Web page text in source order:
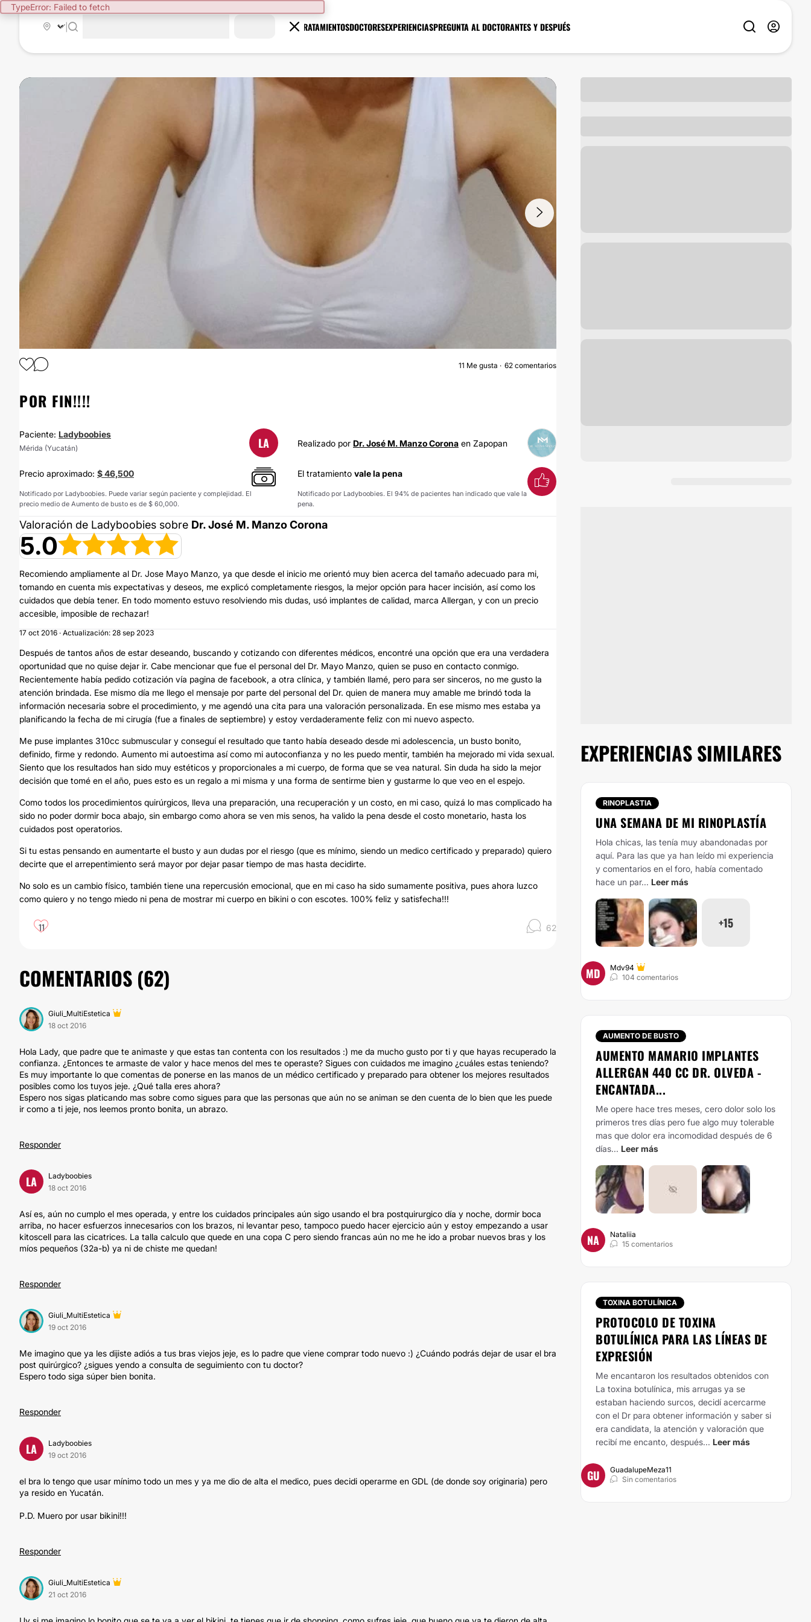
TypeError: Failed to fetch
TRATAMIENTOSDOCTORESEXPERIENCIASPREGUNTA AL DOCTORANTES Y DESPUÉS
AUMENTO DE BUSTO
11 Me gusta 62 comentarios
POR FIN!!!!
Paciente: Ladyboobies
Mérida (Yucatán) LA Realizado por Dr. José M. Manzo Corona en Zapopan
Precio aproximado: $ 46,500
Notificado por Ladyboobies. Puede variar según paciente y complejidad. El
precio medio de Aumento de busto es de $ 60,000.
El tratamiento vale la pena
Notificado por Ladyboobies. El 94% de pacientes han indicado que vale la
pena.
Valoración de Ladyboobies sobre Dr. José M. Manzo Corona
5.0
Recomiendo ampliamente al Dr. Jose Mayo Manzo, ya que desde el inicio me orientó muy bien acerca del tamaño adecuado para mi,
tomando en cuenta mis expectativas y deseos, me explicó completamente riesgos, la mejor opción para hacer incisión, así como los
cuidados que debía tener. En todo momento estuvo resolviendo mis dudas, usó implantes de calidad, marca Allergan, y con un precio
accesible, imposible de rechazar!
17 oct 2016 · Actualización: 28 sep 2023
Después de tantos años de estar deseando, buscando y cotizando con diferentes médicos, encontré una opción que era una verdadera
oportunidad que no quise dejar ir. Cabe mencionar que fue el personal del Dr. Mayo Manzo, quien se puso en contacto conmigo.
Recientemente había pedido cotización vía pagina de facebook, a otra clínica, y también llamé, pero para ser sinceros, no me gusto la
atención brindada. Ese mismo día me llego el mensaje por parte del personal del Dr. quien de manera muy amable me brindó toda la
información necesaria sobre el procedimiento, y me agendó una cita para una valoración personalizada. En ese mismo mes estaba ya
planificando la fecha de mi cirugía (fue a finales de septiembre) y estoy verdaderamente feliz con mi nuevo aspecto.
Me puse implantes 310cc submuscular y conseguí el resultado que tanto había deseado desde mi adolescencia, un busto bonito,
definido, firme y redondo. Aumento mi autoestima así como mi autoconfianza y no les puedo mentir, también ha mejorado mi vida sexual.
Siento que los resultados han sido muy estéticos y proporcionales a mi cuerpo, de forma que se vea natural. Sin duda ha sido la mejor
decisión que tomé en el año, pues esto es un regalo a mi misma y una forma de sentirme bien y gustarme lo que veo en el espejo.
Como todos los procedimientos quirúrgicos, lleva una preparación, una recuperación y un costo, en mi caso, quizá lo mas complicado ha
sido no poder dormir boca abajo, sin embargo como ahora se ven mis senos, ha valido la pena desde el costo monetario, hasta los
cuidados post operatorios.
Si tu estas pensando en aumentarte el busto y aun dudas por el riesgo (que es mínimo, siendo un medico certificado y preparado) quiero
decirte que el arrepentimiento será mayor por dejar pasar tiempo de mas hasta decidirte.
No solo es un cambio físico, también tiene una repercusión emocional, que en mi caso ha sido sumamente positiva, pues ahora luzco
como quiero y no tengo miedo ni pena de mostrar mi cuerpo en bikini o con escotes. 100% feliz y satisfecha!!!
11 62
COMENTARIOS (62)
Giuli_MultiEstetica
18 oct 2016
Hola Lady, que padre que te animaste y que estas tan contenta con los resultados :) me da mucho gusto por ti y que hayas recuperado la
confianza. ¿Entonces te armaste de valor y hace menos del mes te operaste? Sigues con cuidados me imagino ¿cuáles estas teniendo?
Es muy importante lo que comentas de ponerse en las manos de un médico certificado y preparado para obtener los mejores resultados
posibles como los tuyos jeje. ¿Qué talla eres ahora?
Espero nos sigas platicando mas sobre como sigues para que las personas que aún no se animan se den cuenta de lo bien que les puede
ir como a ti jeje, nos leemos pronto bonita, un abrazo.
Responder
LA
Ladyboobies
18 oct 2016
Así es, aún no cumplo el mes operada, y entre los cuidados principales aún sigo usando el bra postquirurgico día y noche, dormir boca
arriba, no hacer esfuerzos innecesarios con los brazos, ni levantar peso, tampoco puedo hacer ejercicio aún y estoy empezando a usar
kitoscell para las cicatrices. La talla calculo que quede en una copa C pero siendo francas aún no me he ido a probar nuevos bras y los
míos pequeños (32a-b) ya ni de chiste me quedan!
Responder
Giuli_MultiEstetica
19 oct 2016
Me imagino que ya les dijiste adiós a tus bras viejos jeje, es lo padre que viene comprar todo nuevo :) ¿Cuándo podrás dejar de usar el bra
post quirúrgico? ¿sigues yendo a consulta de seguimiento con tu doctor?
Espero todo siga súper bien bonita.
Responder
LA
Ladyboobies
19 oct 2016
el bra lo tengo que usar mínimo todo un mes y ya me dio de alta el medico, pues decidi operarme en GDL (de donde soy originaria) pero
ya resido en Yucatán.
P.D. Muero por usar bikini!!!
Responder
Giuli_MultiEstetica
21 oct 2016
EXPERIENCIAS SIMILARES
RINOPLASTIA
UNA SEMANA DE MI RINOPLASTÍA
Hola chicas, las tenía muy abandonadas por
aquí. Para las que ya han leído mi experiencia
y comentarios en el foro, había comentado
hace un par... Leer más
+15
MD
Mdv94
104 comentarios
AUMENTO DE BUSTO
AUMENTO MAMARIO IMPLANTES
ALLERGAN 440 CC DR. OLVEDA -
ENCANTADA...
Me opere hace tres meses, cero dolor solo los
primeros tres días pero fue algo muy tolerable
mas que dolor era incomodidad después de 6
días... Leer más
NA
Nataliia
15 comentarios
TOXINA BOTULÍNICA
PROTOCOLO DE TOXINA
BOTULÍNICA PARA LAS LÍNEAS DE
EXPRESIÓN
Me encantaron los resultados obtenidos con
La toxina botulínica, mis arrugas ya se
estaban haciendo surcos, decidí acercarme
con el Dr para obtener información y saber si
era candidata, la atención y valoración que
recibí me encanto, después... Leer más
GU
GuadalupeMeza11
Sin comentarios